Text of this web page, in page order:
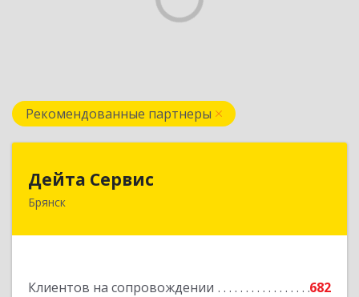
Рекомендованные партнеры
Дейта Сервис
Брянск
Клиентов на сопровождении 682
241035, Брянская обл, Брянск г, Ульянова ул,